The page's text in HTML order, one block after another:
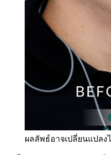
ผลลัพธ์อาจเปลี่ยนแปล